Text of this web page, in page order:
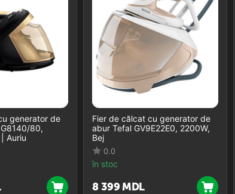
generator de
80,
Auriu
Fier de călcat cu generator de
abur Tefal GV9E22E0, 2200W,
Bej
0.0
în stoc
8 399 MDL